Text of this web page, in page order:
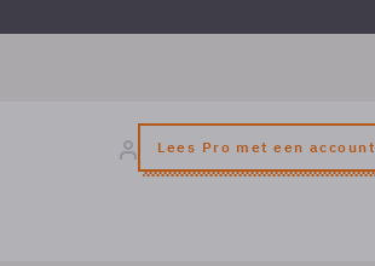
Lees Pro met een account